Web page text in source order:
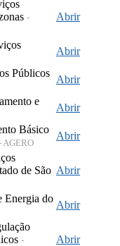
-
Abrir
Abrir
Públicos
Abrir
e
Abrir
Básico
AGERO
Abrir
de São Abrir
Energia do
Abrir
-
Abrir